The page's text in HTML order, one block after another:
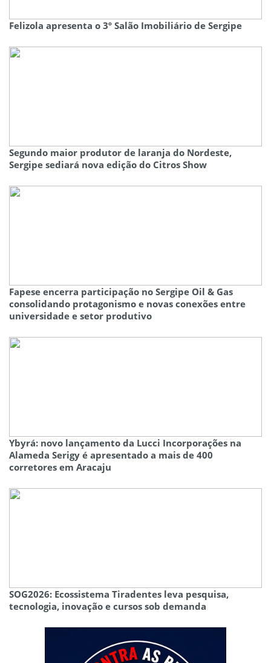
Felizola apresenta o 3º Salão Imobiliário de Sergipe
Segundo maior produtor de laranja do Nordeste,
Sergipe sediará nova edição do Citros Show
Fapese encerra participação no Sergipe Oil & Gas
consolidando protagonismo e novas conexões entre
universidade e setor produtivo
Ybyrá: novo lançamento da Lucci Incorporações na
Alameda Serigy é apresentado a mais de 400
corretores em Aracaju
SOG2026: Ecossistema Tiradentes leva pesquisa,
tecnologia, inovação e cursos sob demanda